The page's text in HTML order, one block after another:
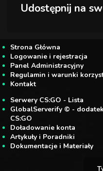
Udostępnij na
Strona Główna
Logowanie i rejestracja
Panel Administracyjny
Regulamin i warunki
Kontakt
Serwery CS:GO - Lista
GlobalServerify © -
CS:GO
Doładowanie konta
Artykuły i Poradniki
Dokumentacje i Materiały